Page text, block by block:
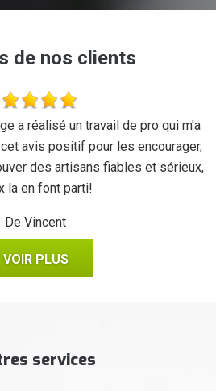
de nos clients
a réalisé un travail de pro qui m'a
avis positif pour les encourager,
des artisans fiables et sérieux,
la en font parti!
De Vincent
VOIR PLUS
services